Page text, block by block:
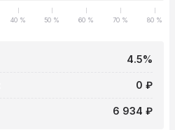
40 % 50 % 60 % 70 % 80 %
4.5%
0 ₽
6 934 ₽